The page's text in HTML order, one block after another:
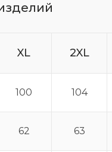
XL 2XL
100 104
62 63